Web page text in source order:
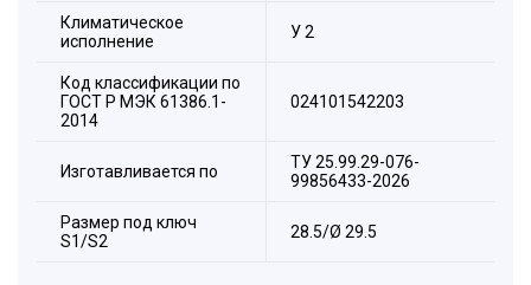
2. Прокладка,
3. Корпус,
5. Уплотнитель,
6. Накидная гайка.
Климатическое
исполнение
У 2
Код классификации по
ГОСТ Р МЭК 61386.1-
2014
024101542203
Изготавливается по
ТУ 25.99.29-076-
99856433-2026
Размер под ключ
S1/S2
28.5/Ø 29.5